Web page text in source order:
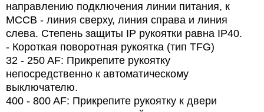
направлению подключения линии питания, к
MCCB - линия сверху, линия справа и линия
слева. Степень защиты IP рукоятки равна IP40.
- Короткая поворотная рукоятка (тип TFG)
32 - 250 AF: Прикрепите рукоятку
непосредственно к автоматическому
выключателю.
400 - 800 AF: Прикрепите рукоятку к двери